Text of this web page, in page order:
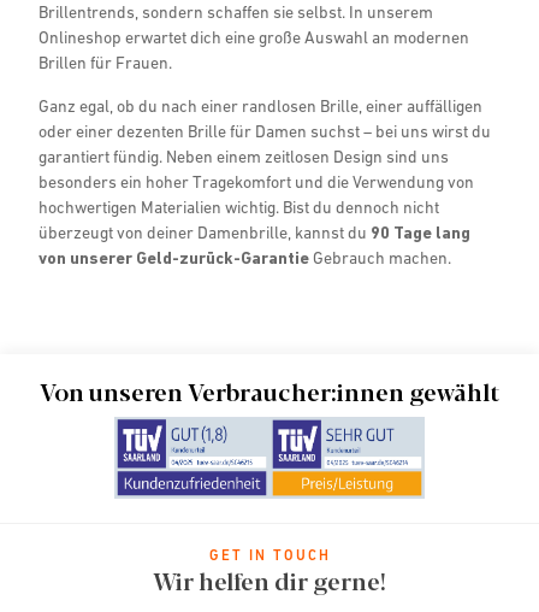
Brillentrends, sondern schaffen sie selbst. In unserem
Onlineshop erwartet dich eine große Auswahl an modernen
Brillen für Frauen.
Ganz egal, ob du nach einer randlosen Brille, einer auffälligen
oder einer dezenten Brille für Damen suchst – bei uns wirst du
garantiert fündig. Neben einem zeitlosen Design sind uns
besonders ein hoher Tragekomfort und die Verwendung von
hochwertigen Materialien wichtig. Bist du dennoch nicht
überzeugt von deiner Damenbrille, kannst du 90 Tage lang
von unserer Geld-zurück-GarantieGebrauch machen.
Von unseren Verbraucher:innen gewählt
GET IN TOUCH
Wir helfen dir gerne!